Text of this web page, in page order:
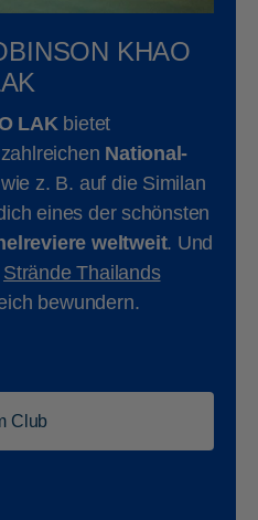
KHAO
LAKbietet
National-
z. B. auf die Similan
eines der schönsten
weltweit. Und
Strände Thailands
bewundern.
Club